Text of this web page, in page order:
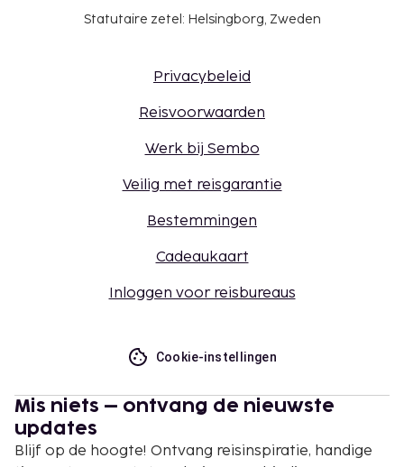
Statutaire zetel: Helsingborg, Zweden
Privacybeleid
Reisvoorwaarden
Werk bij Sembo
Veilig met reisgarantie
Bestemmingen
Cadeaukaart
Inloggen voor reisbureaus
Cookie-instellingen
Mis niets – ontvang de nieuwste
updates
Blijf op de hoogte! Ontvang reisinspiratie, handige